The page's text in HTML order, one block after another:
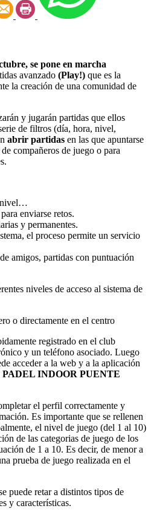
se pone en marcha
avanzado (Play!) que es la
la creación de una comunidad de
y jugarán partidas que ellos
de filtros (día, hora, nivel,
abrir partidas en las que apuntarse
compañeros de juego o para
nivel…
enviarse retos.
y permanentes.
el proceso permite un servicio
amigos, partidas con puntuación
niveles de acceso al sistema de
o directamente en el centro
registrado en el club
y un teléfono asociado. Luego
acceder a la web y a la aplicación
PADEL INDOOR PUENTE
el perfil correctamente y
Es importante que se rellenen
el nivel de juego (del 1 al 10)
de las categorias de juego de los
de 1 a 10. Es decir, de menor a
prueba de juego realizada en el
puede retar a distintos tipos de
y características.